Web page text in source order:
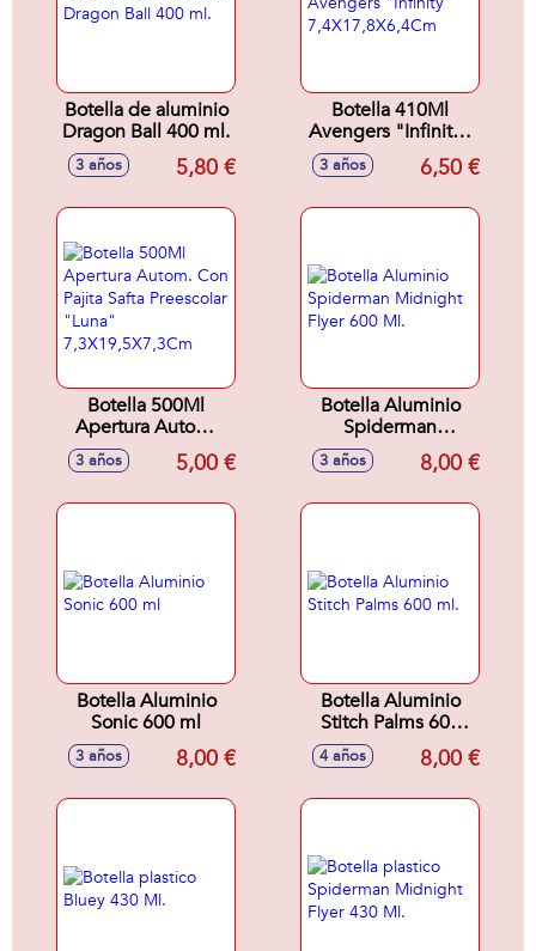
Botella de aluminio
Dragon Ball 400 ml.
3 años 5,80 €
Botella 410Ml
Avengers "Infinity"
7,4X17,8X6,4Cm
3 años 6,50 €
Botella 500Ml
Apertura Autom.
Con Pajita Safta
Preescolar "Luna"
3 años 5,00 €
Botella Aluminio
Spiderman
Midnight Flyer 600
3 años 8,00 €
Botella Aluminio
Sonic 600 ml
3 años 8,00 €
Botella Aluminio
Stitch Palms 600
4 años 8,00 €